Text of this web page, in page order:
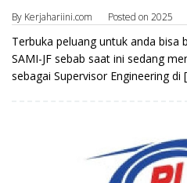
By Kerjahariini.com Posted on 2025
Terbuka peluang untuk anda bisa
SAMI-JF sebab saat ini sedang
sebagai Supervisor Engineering di